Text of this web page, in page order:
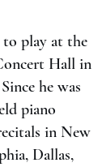
play at the
Hall in
he was
piano
in New
Dallas,